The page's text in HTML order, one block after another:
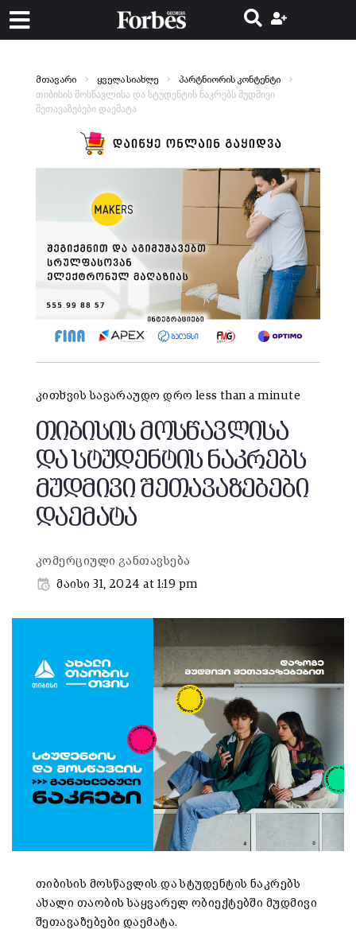
მთავარი ყველა სიახლე პარტნიორის კონტენტი
თიბისის მოსწავლისა და სტუდენტის ნაკრებს მუდმივი
შეთავაზებები დაემატა
კითხვის სავარაუდო დრო less than a minute
თიბისის მოსწავლისა
და სტუდენტის ნაკრებს
მუდმივი შეთავაზებები
დაემატა
კომერციული განთავსება
მაისი 31, 2024 at 1:19 pm
თიბისის მოსწავლის და სტუდენტის ნაკრებს
ახალი თაობის საყვარელ ობიექტებში მუდმივი
შეთავაზებები დაემატა.